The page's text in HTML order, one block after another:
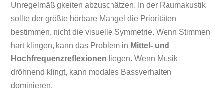
Unregelmäßigkeiten abzuschätzen. In der Raumakustik
sollte der größte hörbare Mangel die Prioritäten
bestimmen, nicht die visuelle Symmetrie. Wenn Stimmen
hart klingen, kann das Problem in Mittel- und
Hochfrequenzreflexionen liegen. Wenn Musik
dröhnend klingt, kann modales Bassverhalten
dominieren.